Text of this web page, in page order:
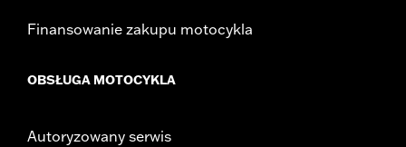
Finansowanie zakupu motocykla
OBSŁUGA MOTOCYKLA
Autoryzowany serwis